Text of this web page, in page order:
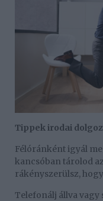
Tippek irodai
Félóránként igyál
kancsóban tárolod
rákényszerülsz,
Telefonálj állva vagy